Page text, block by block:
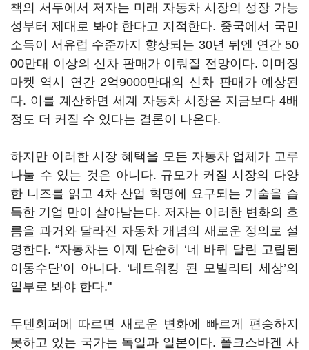
책의 서두에서 저자는 미래 자동차 시장의 성장 가능
성부터 제대로 봐야 한다고 지적한다. 중국에서 국민
소득이 서유럽 수준까지 향상되는 30년 뒤엔 연간 50
00만대 이상의 신차 판매가 이뤄질 전망이다. 이머징
마켓 역시 연간 2억9000만대의 신차 판매가 예상된
다. 이를 계산하면 세계 자동차 시장은 지금보다 4배
정도 더 커질 수 있다는 결론이 나온다.
하지만 이러한 시장 혜택을 모든 자동차 업체가 고루
나눌 수 있는 것은 아니다. 규모가 커질 시장의 다양
한 니즈를 읽고 4차 산업 혁명에 요구되는 기술을 습
득한 기업 만이 살아남는다. 저자는 이러한 변화의 흐
름을 과거와 달라진 자동차 개념의 새로운 정의로 설
명한다. “자동차는 이제 단순히 ‘네 바퀴 달린 고립된
이동수단’이 아니다. ‘네트워킹 된 모빌리티 세상’의
일부로 봐야 한다."
두덴회퍼에 따르면 새로운 변화에 빠르게 편승하지
못하고 있는 국가는 독일과 일본이다. 폴크스바겐 사